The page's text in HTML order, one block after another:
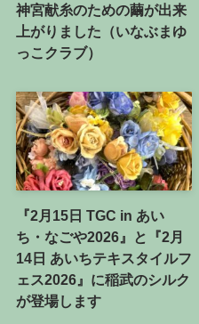
神宮献糸のための繭が出来
上がりました（いなぶまゆ
っこクラブ）
『2月15日 TGC in あい
ち・なごや2026』と『2月
14日 あいちテキスタイルフ
ェス2026』に稲武のシルク
が登場します